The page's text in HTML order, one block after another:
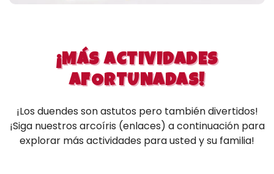
¡MÁS ACTIVIDADES
AFORTUNADAS!
¡Los duendes son astutos pero también divertidos!
¡Siga nuestros arcoíris (enlaces) a continuación para
explorar más actividades para usted y su familia!